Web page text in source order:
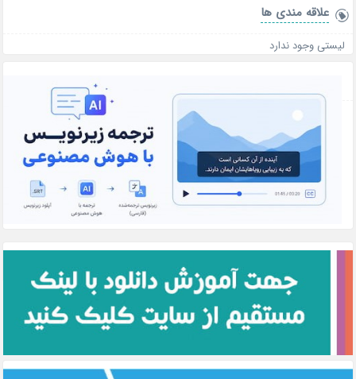
علاقه‌ مندی ها
لیستی وجود ندارد